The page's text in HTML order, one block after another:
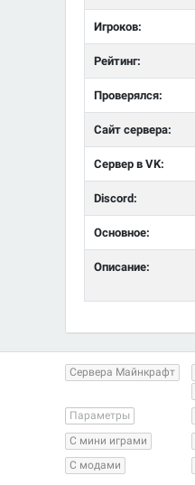
Игроков:
Рейтинг:
Проверялся:
Сайт сервера:
Сервер в VK:
Discord:
Основное:
Описание:
Сервера Майнкрафт
Параметры
С мини играми
С модами